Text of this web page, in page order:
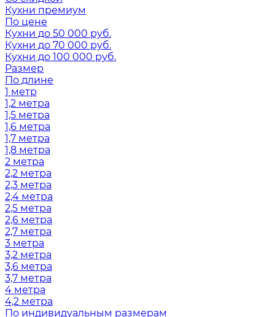
Кухни премиум
По цене
Кухни до 50 000 руб.
Кухни до 70 000 руб.
Кухни до 100 000 руб.
Размер
По длине
1 метр
1,2 метра
1,5 метра
1,6 метра
1,7 метра
1,8 метра
2 метра
2,2 метра
2,3 метра
2,4 метра
2,5 метра
2,6 метра
2,7 метра
3 метра
3,2 метра
3,6 метра
3,7 метра
4 метра
4,2 метра
По индивидуальным размерам